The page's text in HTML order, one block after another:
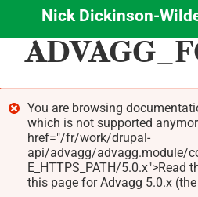
Aller
principal
Nick Dickinson-
Message
d'erreur
You are browsing
which is not supported
href="/fr/work/drupal-
api/advagg/advagg.module/
E_HTTPS_PATH/5.0.x">Read
this page for Advagg 5.0.x